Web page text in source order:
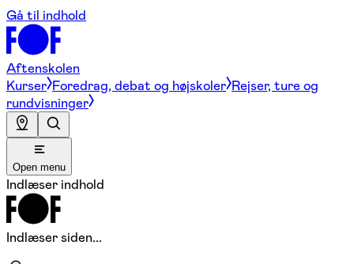
Gå til indhold
Aftenskolen
Kurser Foredrag, debat og højskoler Rejser, ture og
rundvisninger
Open menu
Indlæser indhold
Indlæser siden...